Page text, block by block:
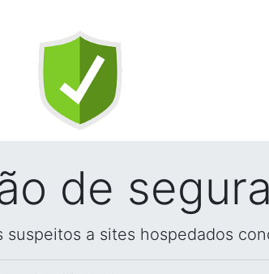
de
a sites hospedados